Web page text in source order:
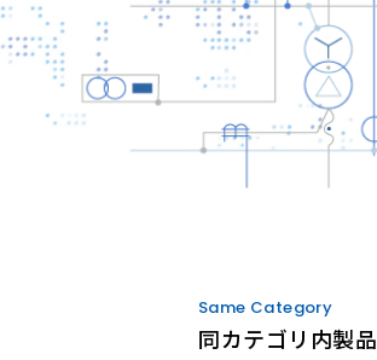
Same Category
同カテゴリ内製品